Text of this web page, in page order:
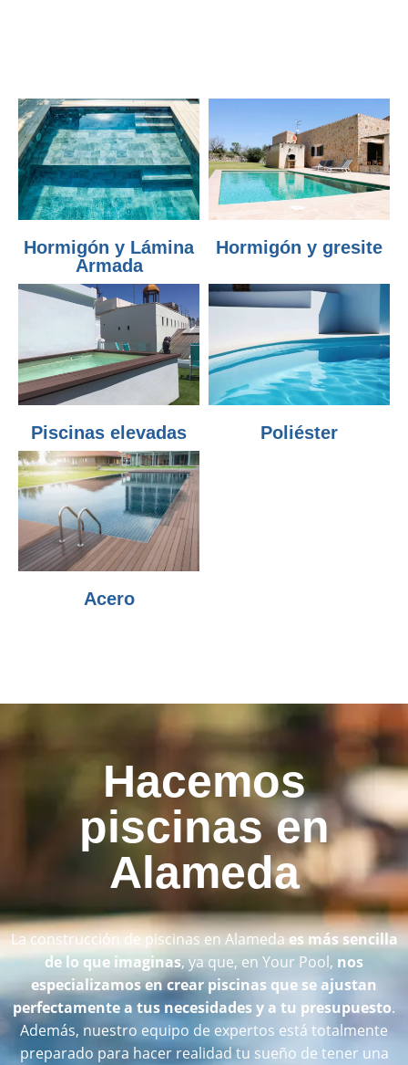
Hormigón y Lámina
Armada
Hormigón y gresite
Piscinas elevadas Poliéster
Acero
Hacemos
piscinas en
Alameda
La construcción de piscinas en Alamedaes más sencilla
de lo que imaginas, ya que, en Your Pool, nos
especializamos en crear piscinas que se ajustan
perfectamente a tus necesidades y a tu presupuesto.
Además, nuestro equipo de expertos está totalmente
preparado para hacer realidad tu sueño de tener una